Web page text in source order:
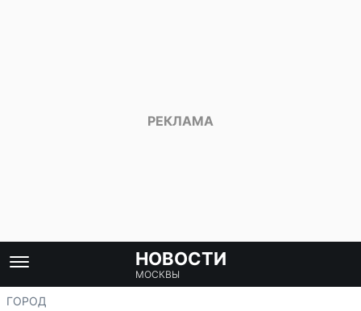
НОВОСТИ
МОСКВЫ
ГОРОД